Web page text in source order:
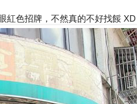
紅色招牌，不然真的不好找餒 XD